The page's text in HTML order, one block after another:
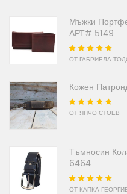
Мъжки
АРТ# 5149
Оценено на5 от
ОТ ГАБРИЕЛА
Кожен
Оценено на5от
ОТ ЯНЧО СТОЕВ
Тъмносин
6464
Оценено на5от
ОТ КАПКА